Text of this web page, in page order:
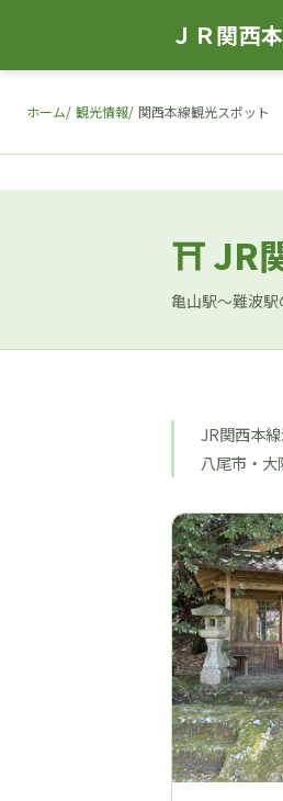
ＪＲ関西
ホーム 観光情報 関西本線観光スポット
⛩ JR
亀山駅〜難波
JR関西本
八尾市・大